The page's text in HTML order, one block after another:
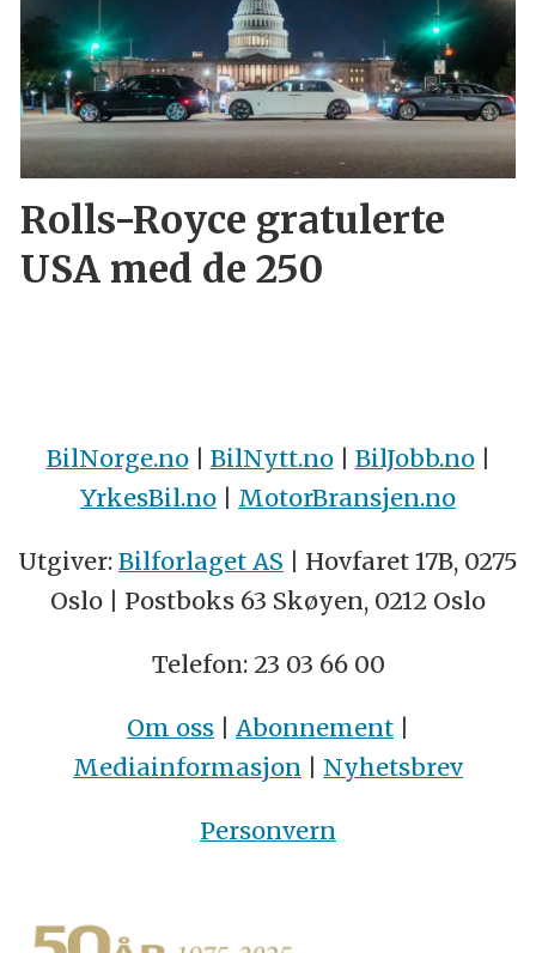
Rolls-Royce gratulerte
USA med de 250
BilNorge.no| BilNytt.no| BilJobb.no|
YrkesBil.no | MotorBransjen.no
Utgiver: Bilforlaget AS | Hovfaret 17B, 0275
Oslo | Postboks 63 Skøyen, 0212 Oslo
Telefon: 23 03 66 00
Om oss | Abonnement |
Mediainformasjon | Nyhetsbrev
Personvern